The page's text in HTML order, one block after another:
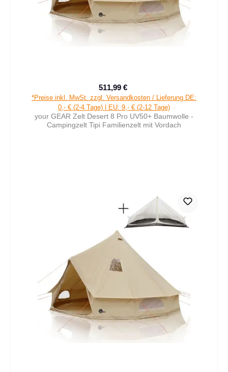
Verkaufspreis:
511,99 €
*Preise inkl. MwSt. zzgl. Versandkosten / Lieferung DE:
0,- € (2-4 Tage) | EU: 9,- € (2-12 Tage)
your GEAR Zelt Desert 8 Pro UV50+ Baumwolle -
Campingzelt Tipi Familienzelt mit Vordach